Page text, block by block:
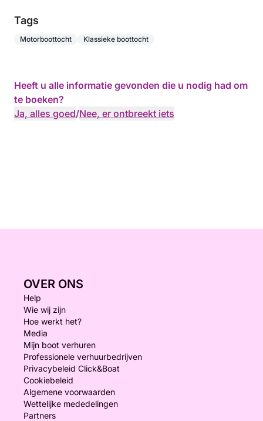
Tags
Motorboottocht Klassieke boottocht
Heeft u alle informatie gevonden die u nodig had om
te boeken?
Ja, alles goed/Nee, er ontbreekt iets
OVER ONS
Help
Wie wij zijn
Hoe werkt het?
Media
Mijn boot verhuren
Professionele verhuurbedrijven
Privacybeleid Click&Boat
Cookiebeleid
Algemene voorwaarden
Wettelijke mededelingen
Partners